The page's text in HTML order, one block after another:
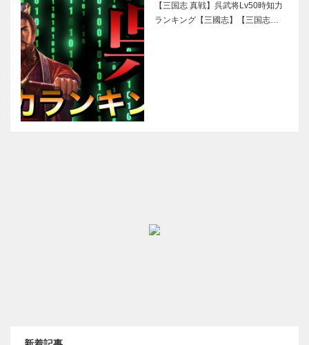
【三国志 真戦】呉武将Lv50時知力
ランキング【三國志】【三国志…